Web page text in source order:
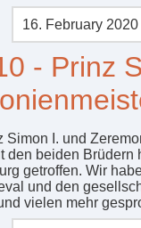
16. February 2020
- Prinz
Simon I. und
den beiden Brüdern
getroffen. Wir
und den
vielen mehr